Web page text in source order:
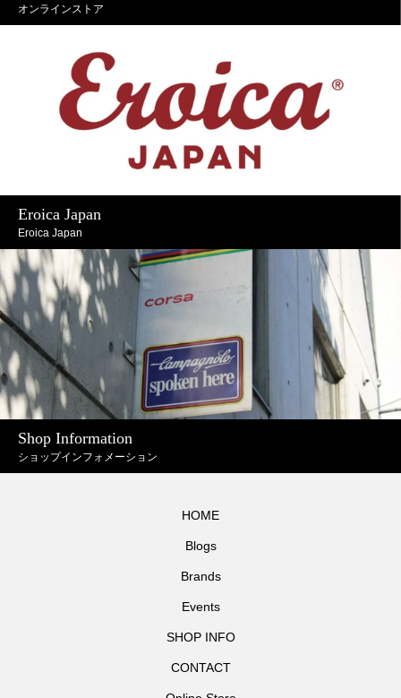
in stock
オンラインストア
Eroica Japan
Eroica Japan
Shop Information
ショップインフォメーション
HOME
Blogs
Brands
Events
SHOP INFO
CONTACT